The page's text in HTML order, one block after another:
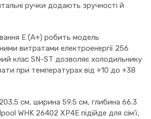
ручки додають зручності й
E (A+) робить модель
витратами електроенергії 256
клас SN-ST дозволяє холодильнику
при температурах від +10 до +38
см, ширина 59.5 см, глибина 66.3
WHK 26402 XP4E підійде для сім’ї,